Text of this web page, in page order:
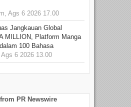
Ags 6 2026 17.00
Jangkauan Global
MILLION, Platform Manga
100 Bahasa
6 2026 13.00
PR Newswire